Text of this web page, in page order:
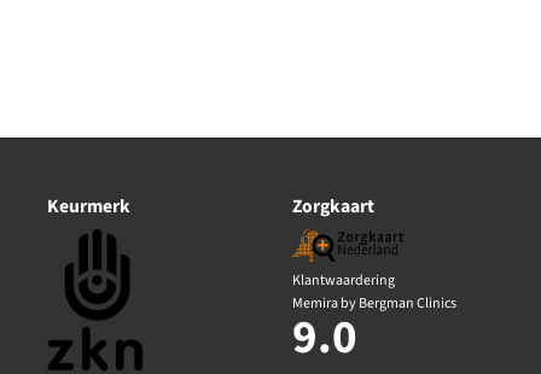
Keurmerk Zorgkaart
Klantwaardering
Memira by Bergman Clinics
9.0